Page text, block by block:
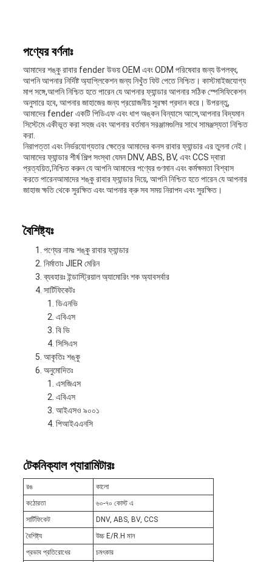
সাইট
ম্যাপ
PRIVACY
POLICY
পণ্যের বর্ণনাঃ
আমাদের শঙ্কু রাবার fender উভয় OEM এবং ODM পরিষেবার জন্য উপলব্ধ,
আপনি আপনার নির্দিষ্ট অ্যাপ্লিকেশন জন্য নিখুঁত ফিট পেতে নিশ্চিত। কাস্টমাইজযোগ্য
মাপ সঙ্গে,আপনি নিশ্চিত হতে পারেন যে আপনার ফ্যান্ডার আপনার সঠিক স্পেসিফিকেশন
অনুসারে হবে, আপনার জাহাজের জন্য প্রয়োজনীয় সুরক্ষা প্রদান করে। উপরন্তু,
আমাদের fender একটি পিডিএফ এবং ধাপ অঙ্কন বিন্যাসে আসে,আপনার বিদ্যমান
সিস্টেমে একীভূত করা সহজ এবং আপনার বর্তমান সরঞ্জামগুলির সাথে সামঞ্জস্যতা নিশ্চিত
করা.
নিরাপত্তা এবং নির্ভরযোগ্যতার ক্ষেত্রে আমাদের কনস রাবার ফ্যান্ডার এর তুলনা নেই।
আমাদের ফ্যান্ডার শীর্ষ শিল্প সংস্থা যেমন DNV, ABS, BV, এবং CCS দ্বারা
প্রত্যয়িত,নিশ্চিত করুন যে আপনি আমাদের পণ্যের গুণমান এবং কর্মক্ষমতা বিশ্বাস
করতে পারেনআমাদের শঙ্কু রাবার ফ্যান্ডার দিয়ে, আপনি নিশ্চিত হতে পারেন যে আপনার
জাহাজ ক্ষতি থেকে সুরক্ষিত এবং আপনার ক্রু সব সময় নিরাপদ এবং সুরক্ষিত।
বৈশিষ্ট্যঃ
পণ্যের নামঃ শঙ্কু রাবার ফ্যান্ডার
নির্মাতাঃ JIER মেরিন
ব্যবহারঃ ইন্ডাস্ট্রিয়াল অ্যামোরিং শক অ্যাবসর্বার
সার্টিফিকেটঃ
ডিএনভি
এবিএস
বি ভি
সিসিএস
আকৃতিঃ শঙ্কু
অনুমোদিতঃ
এসজিএস
এবিএস
আইএসও ৯০০১
পিআইএএনসি
টেকনিক্যাল প্যারামিটারঃ
রঙ
কালো
কঠোরতা
৬০-৭০ কোস্ট এ
সার্টিফিকেট
DNV, ABS, BV, CCS
বৈশিষ্ট্য
উচ্চ E/R.H মান
প্রভাব প্রতিরোধের
চমৎকার